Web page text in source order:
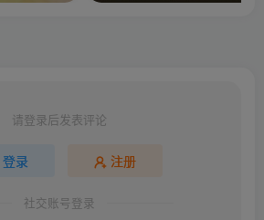
请登录后发表评论
登录 注册
社交账号登录